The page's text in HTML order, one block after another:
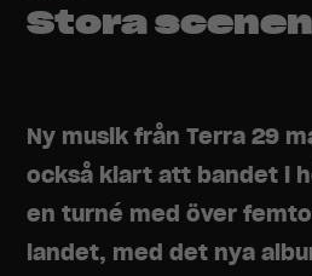
Stora scenen
Ny musik från Terra 29
också klart att bandet i
en turné med över
landet, med det nya